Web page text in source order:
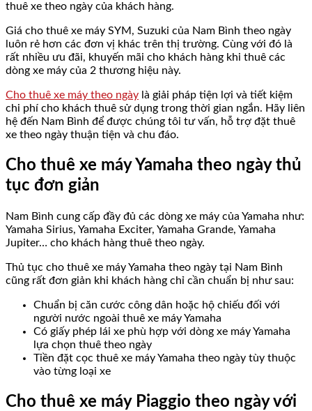
thuê xe theo ngày của khách hàng.
Giá cho thuê xe máy SYM, Suzuki của Nam Bình theo ngày
luôn rẻ hơn các đơn vị khác trên thị trường. Cùng với đó là
rất nhiều ưu đãi, khuyến mãi cho khách hàng khi thuê các
dòng xe máy của 2 thương hiệu này.
Cho thuê xe máy theo ngày là giải pháp tiện lợi và tiết kiệm
chi phí cho khách thuê sử dụng trong thời gian ngắn. Hãy liên
hệ đến Nam Bình để được chúng tôi tư vấn, hỗ trợ đặt thuê
xe theo ngày thuận tiện và chu đáo.
Cho thuê xe máy Yamaha theo ngày thủ
tục đơn giản
Nam Bình cung cấp đầy đủ các dòng xe máy của Yamaha như:
Yamaha Sirius, Yamaha Exciter, Yamaha Grande, Yamaha
Jupiter… cho khách hàng thuê theo ngày.
Thủ tục cho thuê xe máy Yamaha theo ngày tại Nam Bình
cũng rất đơn giản khi khách hàng chỉ cần chuẩn bị như sau:
Chuẩn bị căn cước công dân hoặc hộ chiếu đối với
người nước ngoài thuê xe máy Yamaha
Có giấy phép lái xe phù hợp với dòng xe máy Yamaha
lựa chọn thuê theo ngày
Tiền đặt cọc thuê xe máy Yamaha theo ngày tùy thuộc
vào từng loại xe
Cho thuê xe máy Piaggio theo ngày với